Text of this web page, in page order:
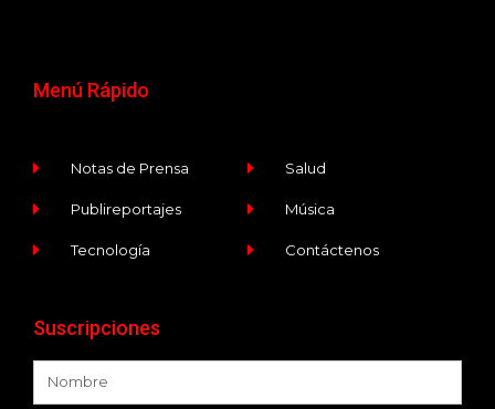
Menú Rápido
Notas de Prensa
Publireportajes
Tecnología
Salud
Música
Contáctenos
Suscripciones